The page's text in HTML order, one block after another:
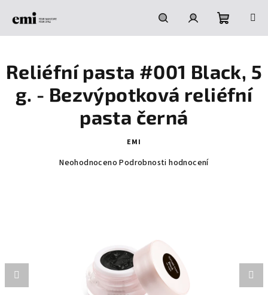
HledatPřihlášeníNákupní
košík
Reliéfní pasta #001 Black, 5
g. - Bezvýpotková reliéfní
pasta černá
EMI
Průměrné
Neohodnoceno Podrobnosti hodnocení